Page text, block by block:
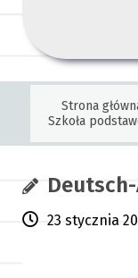
Strona
Szkoła
Deutsch-
23 stycznia